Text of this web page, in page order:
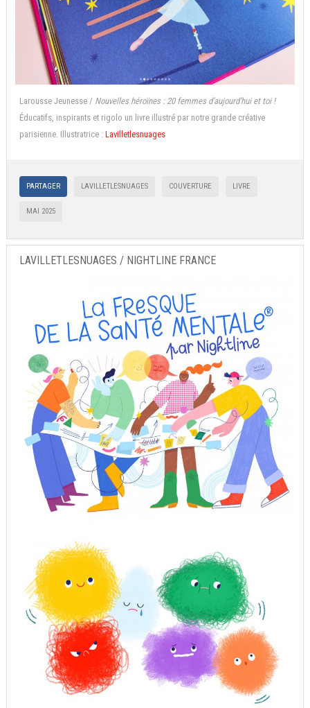
Larousse Jeunesse / Nouvelles héroïnes : 20 femmes d'aujourd'hui et toi !
Éducatifs, inspirants et rigolo un livre illustré par notre grande créative
parisienne. Illustratrice : Lavilletlesnuages
PARTAGER LAVILLETLESNUAGES COUVERTURE LIVRE
MAI 2025
LAVILLETLESNUAGES / NIGHTLINE FRANCE